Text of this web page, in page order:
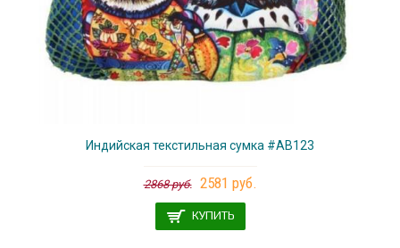
Индийская текстильная сумка #АВ123
2868 руб. 2581 руб.
КУПИТЬ